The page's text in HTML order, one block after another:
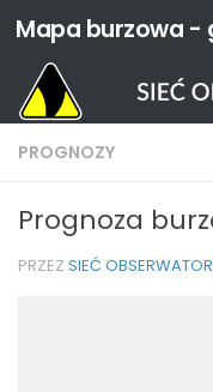
Przejdź do treści
PROGNOZY
Prognoza
PRZEZ SIEĆ